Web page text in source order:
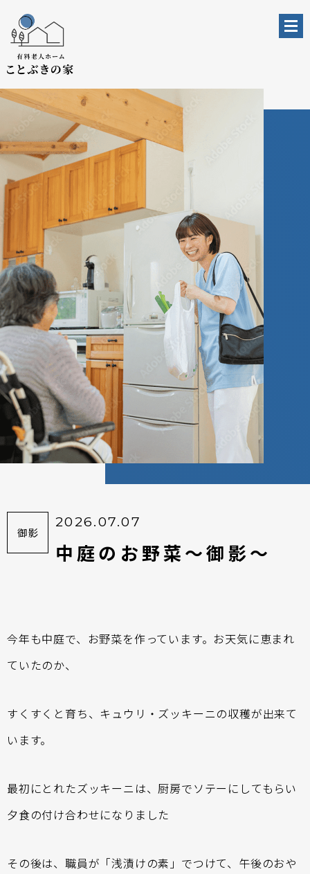
御影
2026.07.07
中庭のお野菜～御影～
今年も中庭で、お野菜を作っています。お天気に恵まれ
ていたのか、
すくすくと育ち、キュウリ・ズッキーニの収穫が出来て
います。
最初にとれたズッキーニは、厨房でソテーにしてもらい
夕食の付け合わせになりました
その後は、職員が「浅漬けの素」でつけて、午後のおや